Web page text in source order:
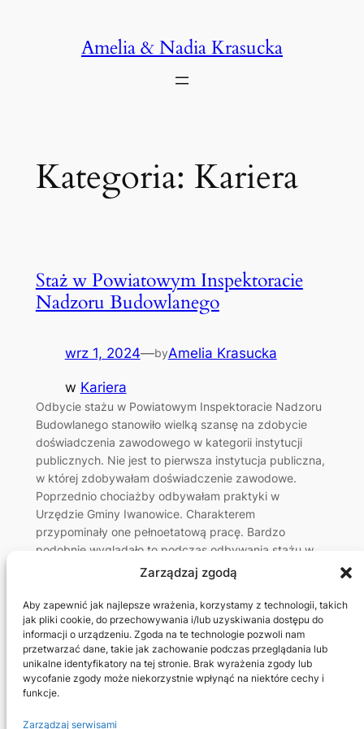
Zarządzaj zgodą
Aby zapewnić jak najlepsze wrażenia, korzystamy z technologii, takich
jak pliki cookie, do przechowywania i/lub uzyskiwania dostępu do
informacji o urządzeniu. Zgoda na te technologie pozwoli nam
przetwarzać dane, takie jak zachowanie podczas przeglądania lub
unikalne identyfikatory na tej stronie. Brak wyrażenia zgody lub
wycofanie zgody może niekorzystnie wpłynąć na niektóre cechy i
funkcje.
Zarządzaj serwisami
Amelia & Nadia Krasucka
Kategoria: Kariera
Staż w Powiatowym Inspektoracie
Nadzoru Budowlanego
wrz 1, 2024—byAmelia Krasucka
w Kariera
Odbycie stażu w Powiatowym Inspektoracie Nadzoru
Budowlanego stanowiło wielką szansę na zdobycie
doświadczenia zawodowego w kategorii instytucji
publicznych. Nie jest to pierwsza instytucja publiczna,
w której zdobywałam doświadczenie zawodowe.
Poprzednio chociażby odbywałam praktyki w
Urzędzie Gminy Iwanowice. Charakterem
przypominały one pełnoetatową pracę. Bardzo
podobnie wyglądało to podczas odbywania stażu w